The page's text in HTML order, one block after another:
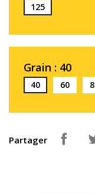
125
Grain : 40
40 60
Partager